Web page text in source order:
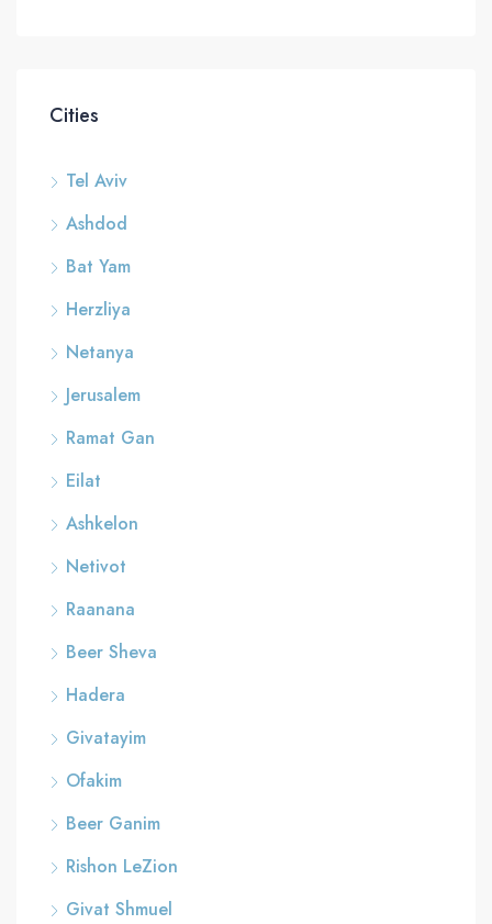
Cities
Tel Aviv
Ashdod
Bat Yam
Herzliya
Netanya
Jerusalem
Ramat Gan
Eilat
Ashkelon
Netivot
Raanana
Beer Sheva
Hadera
Givatayim
Ofakim
Beer Ganim
Rishon LeZion
Givat Shmuel